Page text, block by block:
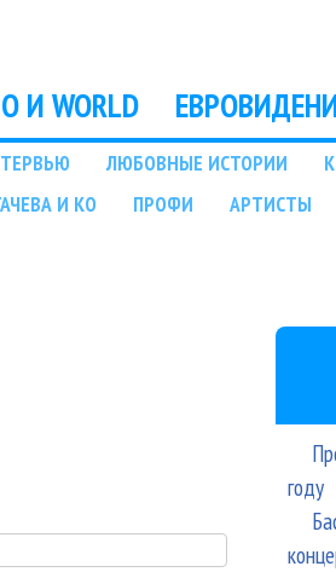
И WORLD
ЛЮБОВНЫЕ ИСТОРИИ
И КО ПРОФИ АРТИСТЫ
году